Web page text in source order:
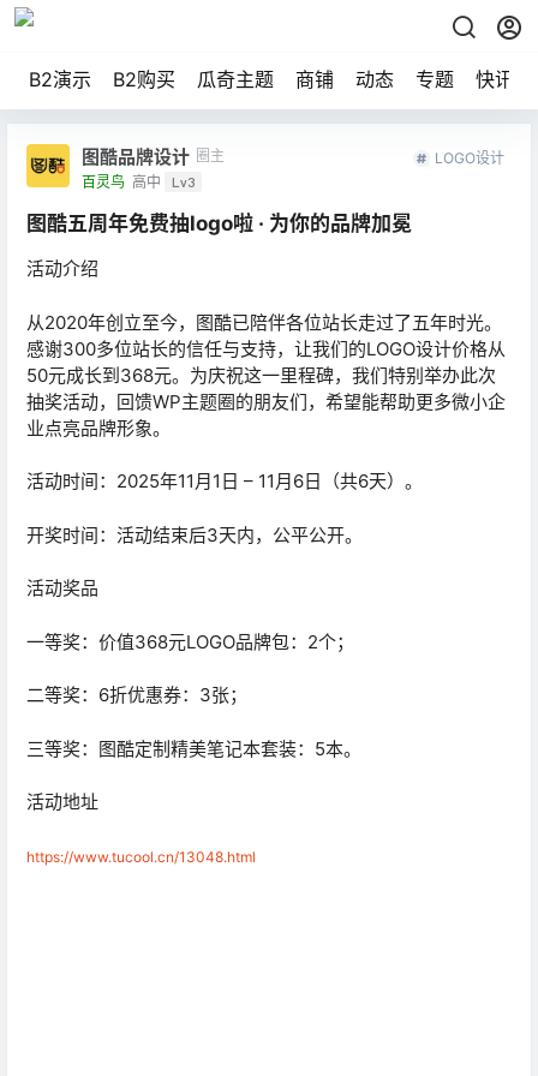
B2演示 B2购买 瓜奇主题 商铺 动态 专题 快讯
图酷品牌设计 圈主
百灵鸟 高中 Lv3
LOGO设计
图酷五周年免费抽logo啦 · 为你的品牌加冕
活动介绍
从2020年创立至今，图酷已陪伴各位站长走过了五年时光。
感谢300多位站长的信任与支持，让我们的LOGO设计价格从
50元成长到368元。为庆祝这一里程碑，我们特别举办此次
抽奖活动，回馈WP主题圈的朋友们，希望能帮助更多微小企
业点亮品牌形象。
活动时间：2025年11月1日 – 11月6日（共6天）。
开奖时间：活动结束后3天内，公平公开。
活动奖品
一等奖：价值368元LOGO品牌包：2个；
二等奖：6折优惠券：3张；
三等奖：图酷定制精美笔记本套装：5本。
活动地址
https://www.tucool.cn/13048.html